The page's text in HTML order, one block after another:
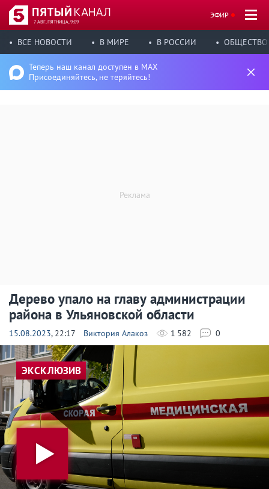
7 АВГ, ПЯТНИЦА, 9:09
ЭФИР
ВСЕ НОВОСТИ В МИРЕ В РОССИИ ОБЩЕСТВО
Теперь наш канал доступен в MAX
Присоединяйтесь, не теряйтесь!
Дерево упало на главу администрации
района в Ульяновской области
15.08.2023, 22:17 Виктория Алакоз 1 582 0
ЭКСКЛЮЗИВ